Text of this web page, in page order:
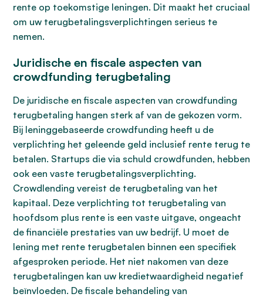
rente op toekomstige leningen. Dit maakt het cruciaal
om uw terugbetalingsverplichtingen serieus te
nemen.
Juridische en fiscale aspecten van
crowdfunding terugbetaling
De juridische en fiscale aspecten van crowdfunding
terugbetaling hangen sterk af van de gekozen vorm.
Bij leninggebaseerde crowdfunding heeft u de
verplichting het geleende geld inclusief rente terug te
betalen. Startups die via schuld crowdfunden, hebben
ook een vaste terugbetalingsverplichting.
Crowdlending vereist de terugbetaling van het
kapitaal. Deze verplichting tot terugbetaling van
hoofdsom plus rente is een vaste uitgave, ongeacht
de financiële prestaties van uw bedrijf. U moet de
lening met rente terugbetalen binnen een specifiek
afgesproken periode. Het niet nakomen van deze
terugbetalingen kan uw kredietwaardigheid negatief
beïnvloeden. De fiscale behandeling van